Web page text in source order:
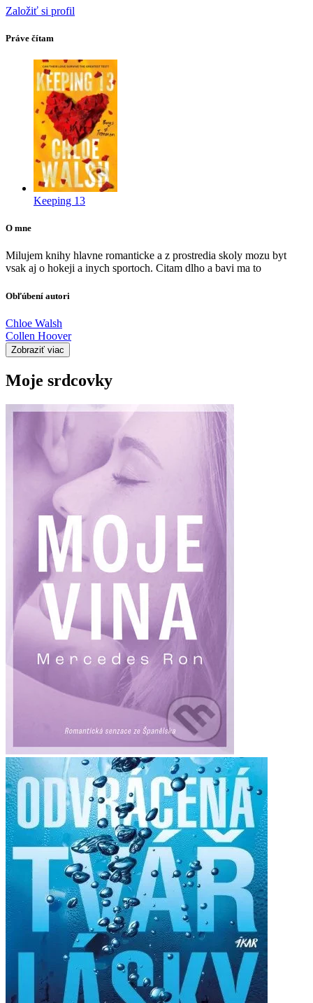
Založiť si profil
Práve čítam
Keeping 13
O mne
Milujem knihy hlavne romanticke a z prostredia skoly mozu byt
vsak aj o hokeji a inych sportoch. Citam dlho a bavi ma to
Obľúbení autori
Chloe Walsh
Collen Hoover
Zobraziť viac
Moje srdcovky